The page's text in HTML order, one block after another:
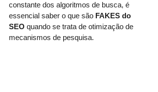
constante dos algoritmos de busca, é
essencial saber o que são FAKES do
SEO quando se trata de otimização de
mecanismos de pesquisa.